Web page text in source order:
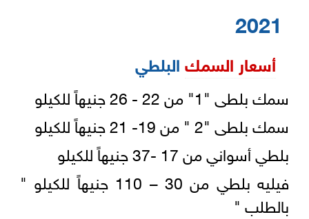
2021
أسعار السمكالبلطي
سمك بلطى "1" من 22 - 26 جنيهاً للكيلو
سمك بلطى "2 " من 19- 21 جنيهاً للكيلو
بلطي أسواني من 17 -37 جنيهاً للكيلو
فيليه بلطي من 30 – 110 جنيهاً للكيلو "
بالطلب "